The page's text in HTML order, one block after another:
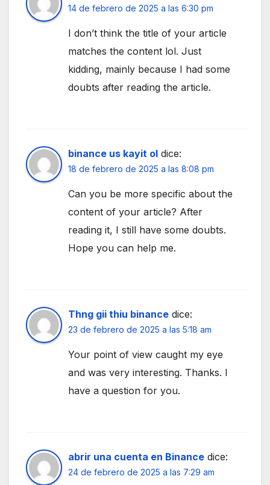
14 de febrero de 2025 a las 6:30 pm
I don’t think the title of your article
matches the content lol. Just
kidding, mainly because I had some
doubts after reading the article.
binance us kayit ol dice:
18 de febrero de 2025 a las 8:08 pm
Can you be more specific about the
content of your article? After
reading it, I still have some doubts.
Hope you can help me.
Thng gii thiu binance dice:
23 de febrero de 2025 a las 5:18 am
Your point of view caught my eye
and was very interesting. Thanks. I
have a question for you.
abrir una cuenta en Binance dice:
24 de febrero de 2025 a las 7:29 am